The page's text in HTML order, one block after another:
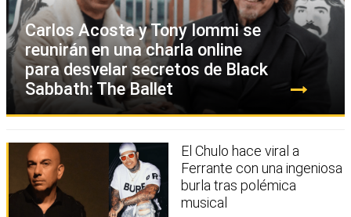
Carlos Acosta y Tony Iommi se
reunirán en una charla online
para desvelar secretos de Black
Sabbath: The Ballet
El Chulo hace viral a
Ferrante con una ingeniosa
burla tras polémica
musical